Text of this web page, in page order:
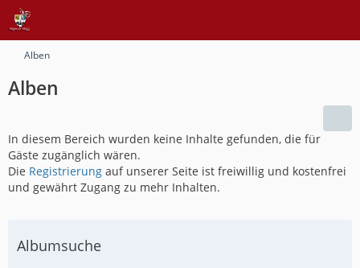
Alben
Alben
In diesem Bereich wurden keine Inhalte gefunden, die für
Gäste zugänglich wären.
Die Registrierung auf unserer Seite ist freiwillig und kostenfrei
und gewährt Zugang zu mehr Inhalten.
Albumsuche